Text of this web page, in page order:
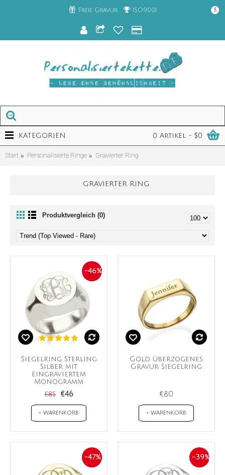
Freie Gravur ISO9001 $
0 Artikel - $0
KATEGORIEN
Start Personalisierte Ringe Gravierter Ring
GRAVIERTER RING
Produktvergleich (0)
-46%
Siegelring Sterling
Silber mit
eingraviertem
Monogramm
€85 €46
+ WARENKORB
Gold überzogenes
Gravur Siegelring
€80
+ WARENKORB
-47% -39%